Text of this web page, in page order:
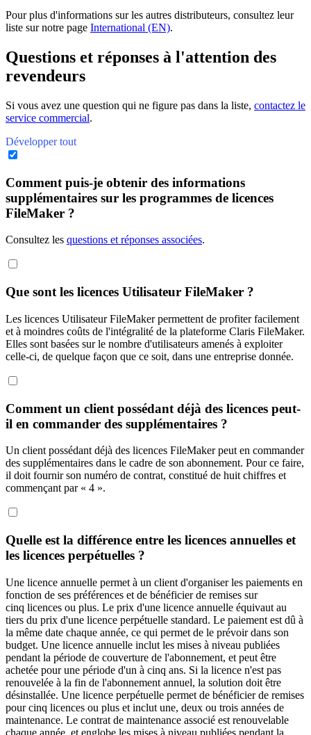
Pour plus d'informations sur les autres distributeurs, consultez leur
liste sur notre page International (EN).
Questions et réponses à l'attention des
revendeurs
Si vous avez une question qui ne figure pas dans la liste, contactez le
service commercial.
Développer tout
Comment puis-je obtenir des informations
supplémentaires sur les programmes de licences
FileMaker ?
Consultez les questions et réponses associées.
Que sont les licences Utilisateur FileMaker ?
Les licences Utilisateur FileMaker permettent de profiter facilement
et à moindres coûts de l'intégralité de la plateforme Claris FileMaker.
Elles sont basées sur le nombre d'utilisateurs amenés à exploiter
celle-ci, de quelque façon que ce soit, dans une entreprise donnée.
Comment un client possédant déjà des licences peut-
il en commander des supplémentaires ?
Un client possédant déjà des licences FileMaker peut en commander
des supplémentaires dans le cadre de son abonnement. Pour ce faire,
il doit fournir son numéro de contrat, constitué de huit chiffres et
commençant par « 4 ».
Quelle est la différence entre les licences annuelles et
les licences perpétuelles ?
Une licence annuelle permet à un client d'organiser les paiements en
fonction de ses préférences et de bénéficier de remises sur
cinq licences ou plus. Le prix d'une licence annuelle équivaut au
tiers du prix d'une licence perpétuelle standard. Le paiement est dû à
la même date chaque année, ce qui permet de le prévoir dans son
budget. Une licence annuelle inclut les mises à niveau publiées
pendant la période de couverture de l'abonnement, et peut être
achetée pour une période d'un à cinq ans. Si la licence n'est pas
renouvelée à la fin de l'abonnement annuel, la solution doit être
désinstallée. Une licence perpétuelle permet de bénéficier de remises
pour cinq licences ou plus et inclut une, deux ou trois années de
maintenance. Le contrat de maintenance associé est renouvelable
chaque année, et englobe les mises à niveau publiées pendant la